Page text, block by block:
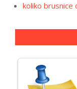
koliko brusnice